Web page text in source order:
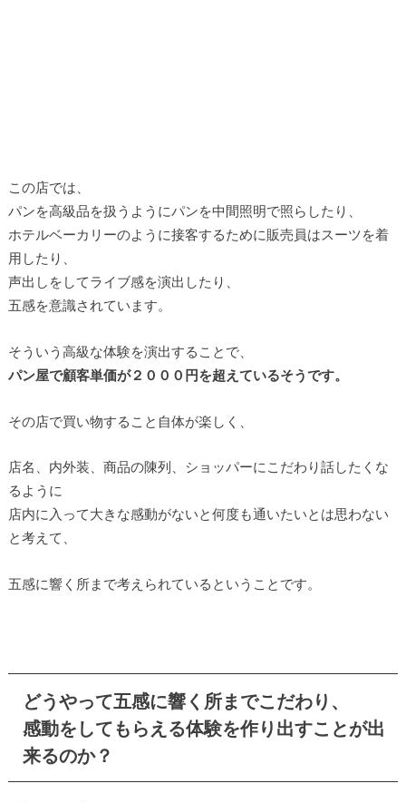
この店では、
パンを高級品を扱うようにパンを中間照明で照らしたり、
ホテルベーカリーのように接客するために販売員はスーツを着
用したり、
声出しをしてライブ感を演出したり、
五感を意識されています。
そういう高級な体験を演出することで、
パン屋で顧客単価が２０００円を超えているそうです。
その店で買い物すること自体が楽しく、
店名、内外装、商品の陳列、ショッパーにこだわり話したくな
るように
店内に入って大きな感動がないと何度も通いたいとは思わない
と考えて、
五感に響く所まで考えられているということです。
どうやって五感に響く所までこだわり、
感動をしてもらえる体験を作り出すことが出
来るのか？